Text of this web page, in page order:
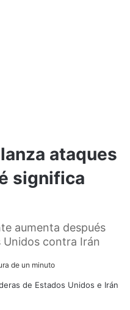
ataques
significa
aumenta después
Unidos contra Irán
de un minuto